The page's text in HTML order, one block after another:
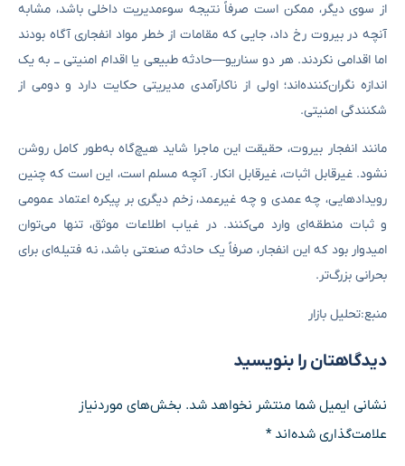
از سوی دیگر، ممکن است صرفاً نتیجه سوءمدیریت داخلی باشد، مشابه
آنچه در بیروت رخ داد، جایی که مقامات از خطر مواد انفجاری آگاه بودند
اما اقدامی نکردند. هر دو سناریو—حادثه طبیعی یا اقدام امنیتی ــ به یک
اندازه نگران‌کننده‌اند؛ اولی از ناکارآمدی مدیریتی حکایت دارد و دومی از
شکنندگی امنیتی.
مانند انفجار بیروت، حقیقت این ماجرا شاید هیچ‌گاه به‌طور کامل روشن
نشود. غیرقابل اثبات، غیرقابل انکار. آنچه مسلم است، این است که چنین
رویدادهایی، چه عمدی و چه غیرعمد، زخم دیگری بر پیکره اعتماد عمومی
و ثبات منطقه‌ای وارد می‌کنند. در غیاب اطلاعات موثق، تنها می‌توان
امیدوار بود که این انفجار، صرفاً یک حادثه صنعتی باشد، نه فتیله‌ای برای
بحرانی بزرگ‌تر.
منبع:تحلیل بازار
دیدگاهتان را بنویسید
نشانی ایمیل شما منتشر نخواهد شد. بخش‌های موردنیاز
علامت‌گذاری شده‌اند*